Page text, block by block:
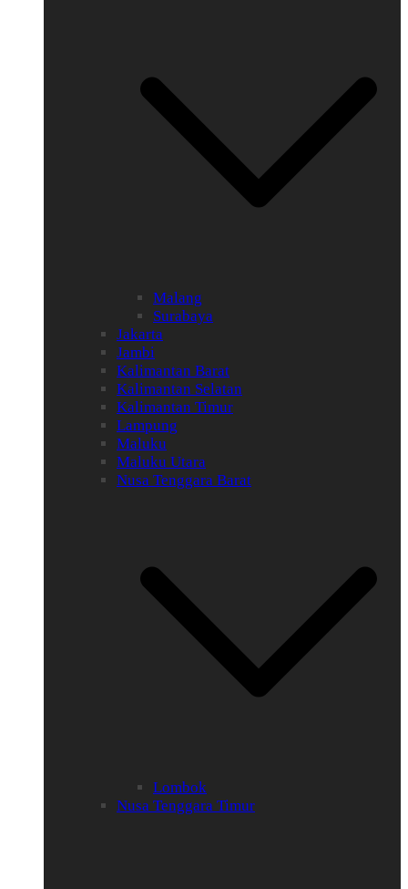
Malang
Surabaya
Jakarta
Jambi
Kalimantan Barat
Kalimantan Selatan
Kalimantan Timur
Lampung
Maluku
Maluku Utara
Nusa Tenggara Barat
Lombok
Nusa Tenggara Timur